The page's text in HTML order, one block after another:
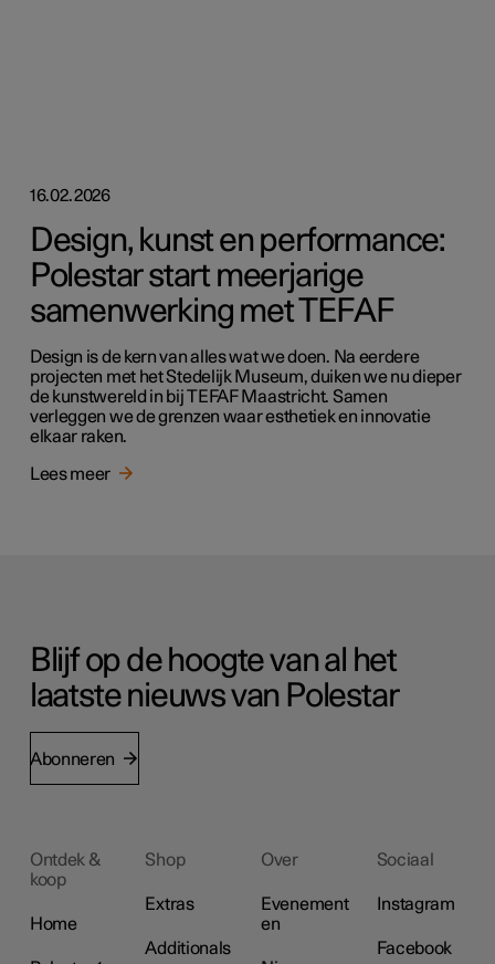
16.02.2026
Design, kunst en performance:
Polestar start meerjarige
samenwerking met TEFAF
Design is de kern van alles wat we doen. Na eerdere
projecten met het Stedelijk Museum, duiken we nu dieper
de kunstwereld in bij TEFAF Maastricht. Samen
verleggen we de grenzen waar esthetiek en innovatie
elkaar raken.
Lees meer
Blijf op de hoogte van al het
laatste nieuws van Polestar
Abonneren
Ontdek &
koop
Home
Shop
Extras
Additionals
Over
Evenement
en
Sociaal
Instagram
Facebook